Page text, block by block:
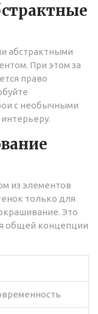
абстрактными
При этом за
право
с необычными
из элементов
только для
Это
общей концепции